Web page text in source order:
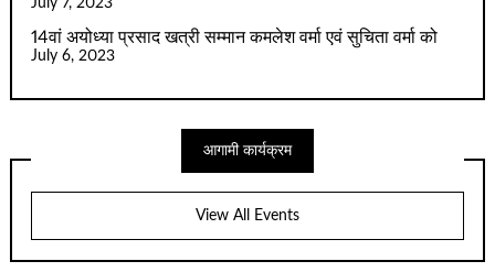
July 7, 2023
14वां अयोध्या प्रसाद खत्री सम्मान कमलेश वर्मा एवं सुचिता वर्मा को
July 6, 2023
आगामी कार्यक्रम
View All Events